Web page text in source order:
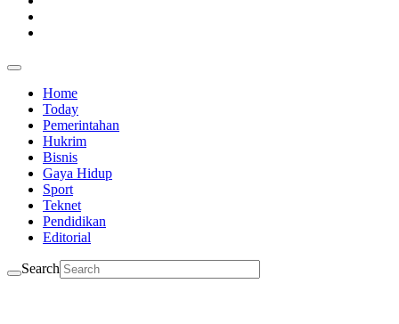
Home
Today
Pemerintahan
Hukrim
Bisnis
Gaya Hidup
Sport
Teknet
Pendidikan
Editorial
Search